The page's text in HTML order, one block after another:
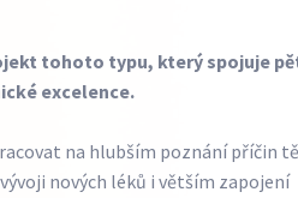
tohoto typu, který spojuje
excelence.
na hlubším poznání příčin
nových léků i větším zapojení